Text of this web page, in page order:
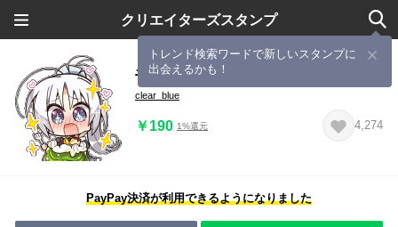
クリエイターズスタンプ
トレンド検索ワードで新しいスタンプに
出会えるかも！
千恋*万花 オリジナルスタンプ
clear_blue
￥190 1%還元 4,274
PayPay決済が利用できるようになりました